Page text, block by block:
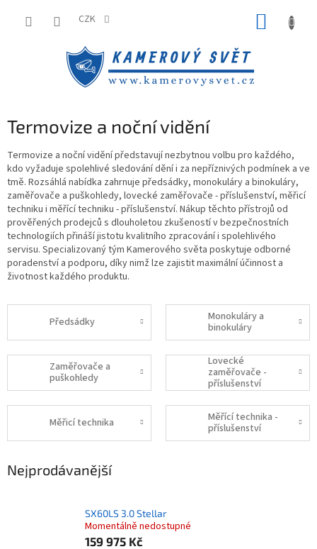
CZK
Termovize a noční vidění
Termovize a noční vidění představují nezbytnou volbu pro každého,
kdo vyžaduje spolehlivé sledování dění i za nepříznivých podmínek a ve
tmě. Rozsáhlá nabídka zahrnuje předsádky, monokuláry a binokuláry,
zaměřovače a puškohledy, lovecké zaměřovače - příslušenství, měřicí
techniku i měřící techniku - příslušenství. Nákup těchto přístrojů od
prověřených prodejců s dlouholetou zkušeností v bezpečnostních
technologiích přináší jistotu kvalitního zpracování i spolehlivého
servisu. Specializovaný tým Kamerového světa poskytuje odborné
poradenství a podporu, díky nimž lze zajistit maximální účinnost a
životnost každého produktu.
Předsádky
Monokuláry a
binokuláry
Zaměřovače a
puškohledy
Lovecké
zaměřovače -
příslušenství
Měřicí technika
Měřící technika -
příslušenství
Nejprodávanější
SX60LS 3.0 Stellar
Momentálně nedostupné
159 975 Kč